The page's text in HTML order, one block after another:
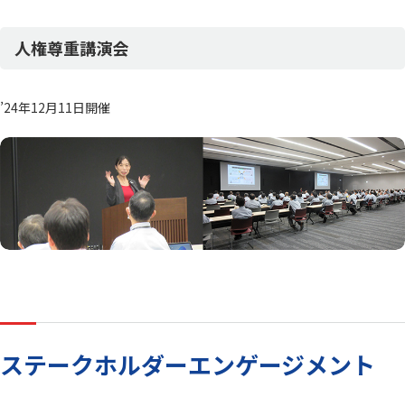
人権尊重講演会
’24年12月11日開催
ステークホルダーエンゲージメント